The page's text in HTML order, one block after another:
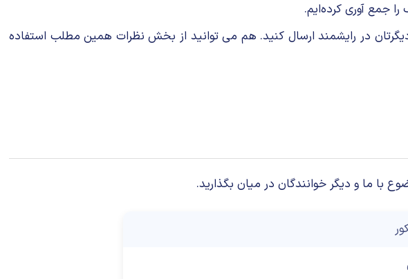
جمع آوری کرده‌ایم.
در رایشمند ارسال کنید. هم می توانید از بخش نظرات همین مطلب استفاده
با ما و دیگر خوانندگان در میان بگذارید.